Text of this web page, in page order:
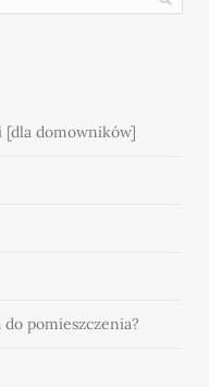
[dla domowników]
pomieszczenia?